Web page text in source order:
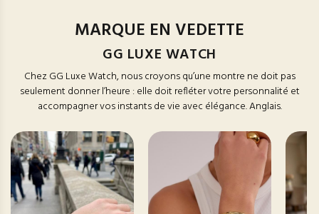
MARQUE EN VEDETTE
GG LUXE WATCH
Chez GG Luxe Watch, nous croyons qu’une montre ne doit pas
seulement donner l’heure : elle doit refléter votre personnalité et
accompagner vos instants de vie avec élégance. Anglais.